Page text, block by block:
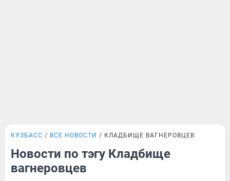
КУЗБАСС ВСЕ НОВОСТИ КЛАДБИЩЕ ВАГНЕРОВЦЕВ
Новости по тэгу Кладбище
вагнеровцев